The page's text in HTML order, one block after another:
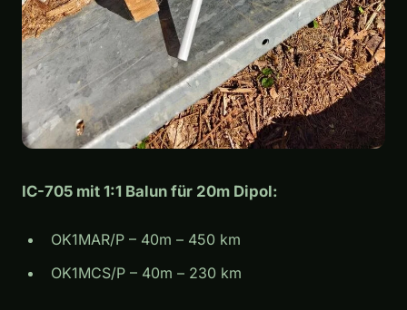
IC-705 mit 1:1 Balun für 20m Dipol:
OK1MAR/P – 40m – 450 km
OK1MCS/P – 40m – 230 km